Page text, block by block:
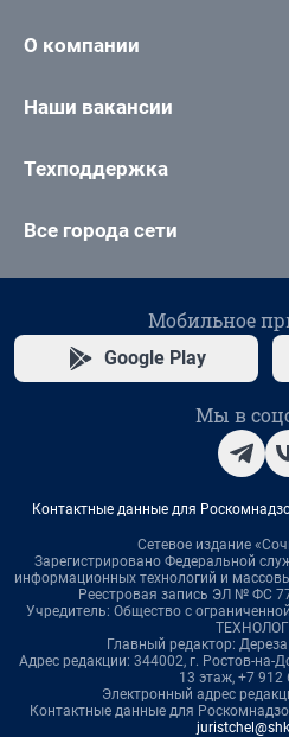
О компании
Наши вакансии
Техподдержка
Все города сети
Мобильное
Google Play
Мы в
Контактные данные для
Сетевое издание
Зарегистрировано Федеральной
информационных технологий и
Реестровая запись ЭЛ № ФС
Учредитель: Общество с
Главный редактор:
Адрес редакции: 344002, г. Ростов-на-
13 этаж, +7 912
Электронный адрес
Контактные данные для